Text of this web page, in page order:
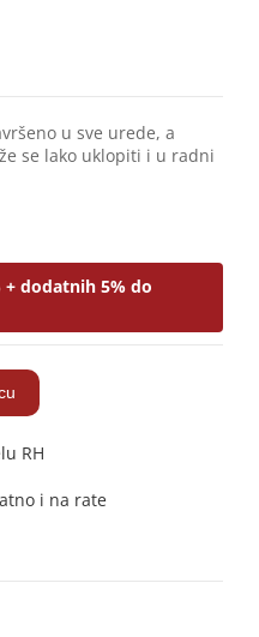
u sve urede, a
se lako uklopiti i u radni
+ dodatnih 5% do
RH
i na rate